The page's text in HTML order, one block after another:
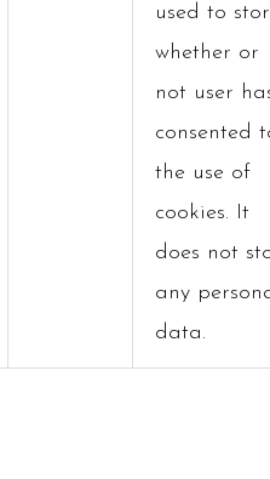
used to
whether or
not user
consented
the use of
cookies. It
does not
any
data.